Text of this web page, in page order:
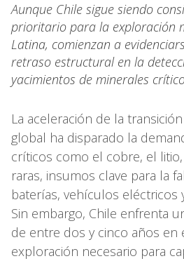
Aunque Chile sigue siendo
prioritario para la exploración
Latina, comienzan a
retraso estructural en la
yacimientos de minerales
La aceleración de la
global ha disparado la
críticos como el cobre, el
raras, insumos clave para la
baterías, vehículos eléctricos
Sin embargo, Chile enfrenta
de entre dos y cinco años en
exploración necesario para